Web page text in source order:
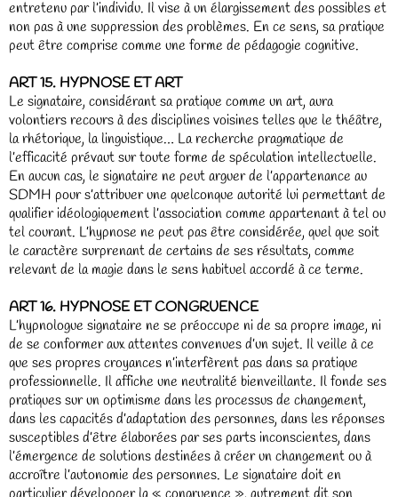
entretenu par l’individu. Il vise à un élargissement des possibles et
non pas à une suppression des problèmes. En ce sens, sa pratique
peut être comprise comme une forme de pédagogie cognitive.
ART 15. HYPNOSE ET ART
Le signataire, considérant sa pratique comme un art, aura
volontiers recours à des disciplines voisines telles que le théâtre,
la rhétorique, la linguistique… La recherche pragmatique de
l’efficacité prévaut sur toute forme de spéculation intellectuelle.
En aucun cas, le signataire ne peut arguer de l’appartenance au
SDMH pour s’attribuer une quelconque autorité lui permettant de
qualifier idéologiquement l’association comme appartenant à tel ou
tel courant. L’hypnose ne peut pas être considérée, quel que soit
le caractère surprenant de certains de ses résultats, comme
relevant de la magie dans le sens habituel accordé à ce terme.
ART 16. HYPNOSE ET CONGRUENCE
L’hypnologue signataire ne se préoccupe ni de sa propre image, ni
de se conformer aux attentes convenues d’un sujet. Il veille à ce
que ses propres croyances n’interfèrent pas dans sa pratique
professionnelle. Il affiche une neutralité bienveillante. Il fonde ses
pratiques sur un optimisme dans les processus de changement,
dans les capacités d’adaptation des personnes, dans les réponses
susceptibles d’être élaborées par ses parts inconscientes, dans
l’émergence de solutions destinées à créer un changement ou à
accroître l’autonomie des personnes. Le signataire doit en